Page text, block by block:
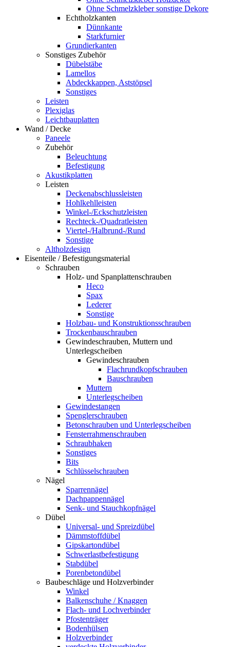
Ohne Schmelzkleber sonstige Dekore
Echtholzkanten
Dünnkante
Starkfurnier
Grundierkanten
Sonstiges Zubehör
Dübelstäbe
Lamellos
Abdeckkappen, Aststöpsel
Sonstiges
Leisten
Plexiglas
Leichtbauplatten
Wand / Decke
Paneele
Zubehör
Beleuchtung
Befestigung
Akustikplatten
Leisten
Deckenabschlussleisten
Hohlkehlleisten
Winkel-/Eckschutzleisten
Rechteck-/Quadratleisten
Viertel-/Halbrund-/Rund
Sonstige
Altholzdesign
Eisenteile / Befestigungsmaterial
Schrauben
Holz- und Spanplattenschrauben
Heco
Spax
Lederer
Sonstige
Holzbau- und Konstruktionsschrauben
Trockenbauschrauben
Gewindeschrauben, Muttern und
Unterlegscheiben
Gewindeschrauben
Flachrundkopfschrauben
Bauschrauben
Muttern
Unterlegscheiben
Gewindestangen
Spenglerschrauben
Betonschrauben und Unterlegscheiben
Fensterrahmenschrauben
Schraubhaken
Sonstiges
Bits
Schlüsselschrauben
Nägel
Sparrennägel
Dachpappennägel
Senk- und Stauchkopfnägel
Dübel
Universal- und Spreizdübel
Dämmstoffdübel
Gipskartondübel
Schwerlastbefestigung
Stabdübel
Porenbetondübel
Baubeschläge und Holzverbinder
Winkel
Balkenschuhe / Knaggen
Flach- und Lochverbinder
Pfostenträger
Bodenhülsen
Holzverbinder